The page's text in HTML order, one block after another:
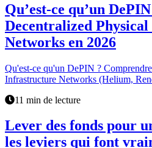
Qu’est-ce qu’un
Decentralized
Networks en 2026
Qu'est-ce qu'un DePIN ?
Infrastructure Networks (Helium,
11 min de lecture
Lever des fonds pour
les leviers qui font